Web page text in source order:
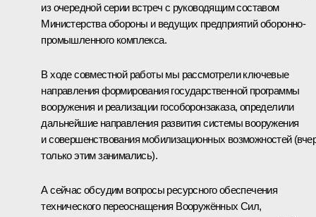
из очередной серии встреч с руководящим составом
Министерства обороны и ведущих предприятий оборонно-
промышленного комплекса.
В ходе совместной работы мы рассмотрели ключевые
направления формирования государственной программы
вооружения и реализации гособоронзаказа, определили
дальнейшие направления развития системы вооружения
и совершенствования мобилизационных возможностей
только этим занимались).
А сейчас обсудим вопросы ресурсного обеспечения
технического переоснащения Вооружённых Сил,